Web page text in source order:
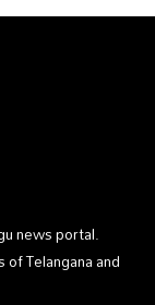
news portal.
Telangana and